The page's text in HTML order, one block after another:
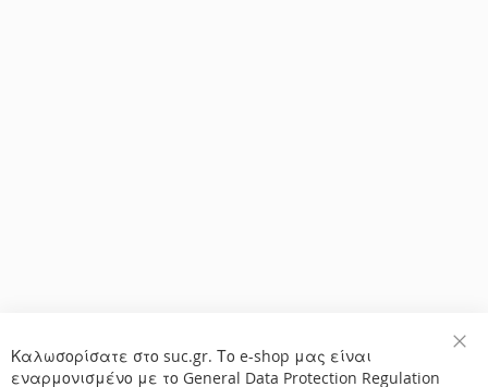
Καλωσορίσατε στο suc.gr. Το e-shop μας είναι
εναρμονισμένο με το General Data Protection Regulation